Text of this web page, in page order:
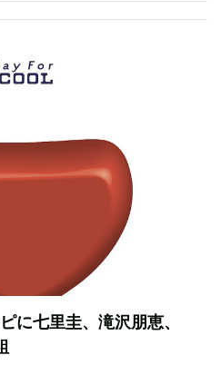
に七里圭、滝沢朋恵、